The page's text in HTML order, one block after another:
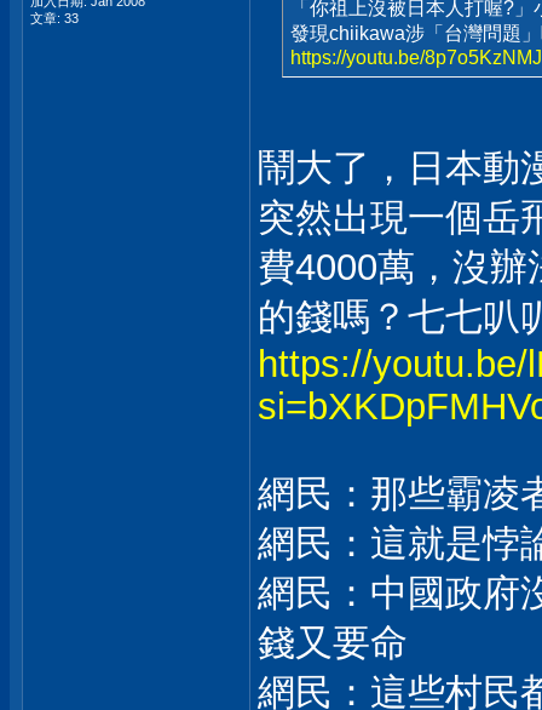
文章: 33
「你祖上沒被日本人打喔?
發現chiikawa涉「台灣問題
https://youtu.be/
鬧大了，日本動
突然出現一個岳
費4000萬，沒
的錢嗎？七七叭
https://youtu.be/
網民：那些霸凌
網民：這就是悖
網民：中國政府
錢又要命
網民：這些村民